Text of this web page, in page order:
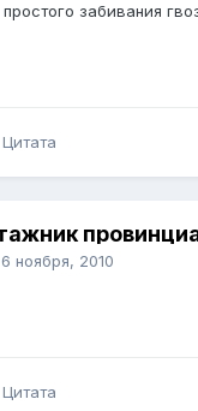
забивания
Цитата
6 ноября, 2010
Цитата